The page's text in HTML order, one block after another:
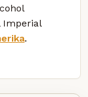
Imperial
.